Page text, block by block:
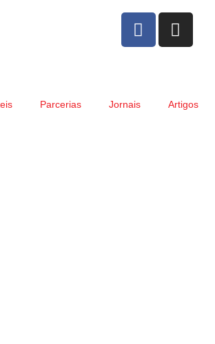
Parcerias Jornais Artigos